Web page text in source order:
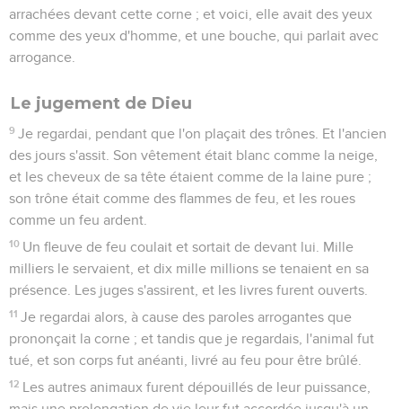
arrachées devant cette corne ; et voici, elle avait des yeux
comme des yeux d'homme, et une bouche, qui parlait avec
arrogance.
Le jugement de Dieu
9 Je regardai, pendant que l'on plaçait des trônes. Et l'ancien
des jours s'assit. Son vêtement était blanc comme la neige,
et les cheveux de sa tête étaient comme de la laine pure ;
son trône était comme des flammes de feu, et les roues
comme un feu ardent.
10 Un fleuve de feu coulait et sortait de devant lui. Mille
milliers le servaient, et dix mille millions se tenaient en sa
présence. Les juges s'assirent, et les livres furent ouverts.
11 Je regardai alors, à cause des paroles arrogantes que
prononçait la corne ; et tandis que je regardais, l'animal fut
tué, et son corps fut anéanti, livré au feu pour être brûlé.
12 Les autres animaux furent dépouillés de leur puissance,